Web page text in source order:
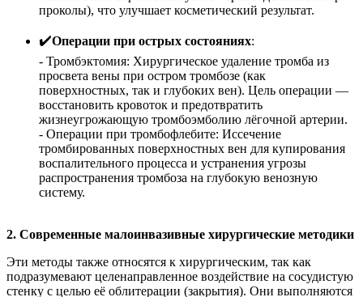
проколы), что улучшает косметический результат.
✔️Операции при острых состояниях:
- Тромбэктомия: Хирургическое удаление тромба из
просвета вены при остром тромбозе (как
поверхностных, так и глубоких вен). Цель операции —
восстановить кровоток и предотвратить
жизнеугрожающую тромбоэмболию лёгочной артерии.
- Операции при тромбофлебите: Иссечение
тромбированных поверхностных вен для купирования
воспалительного процесса и устранения угрозы
распространения тромбоза на глубокую венозную
систему.
2. Современные малоинвазивные хирургические методики
Эти методы также относятся к хирургическим, так как
подразумевают целенаправленное воздействие на сосудистую
стенку с целью её облитерации (закрытия). Они выполняются